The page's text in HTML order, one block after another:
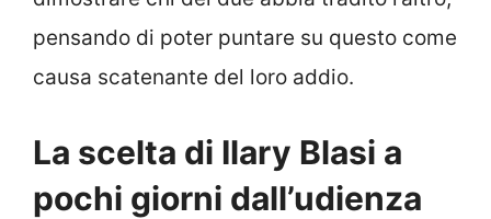
pensando di poter puntare su questo come
causa scatenante del loro addio.
La scelta di Ilary Blasi a
pochi giorni dall’udienza